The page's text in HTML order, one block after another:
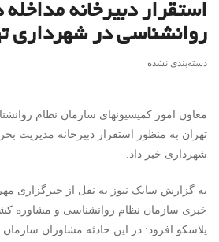
استقرار دبیرخانه
روانشناسی در شهرداری
دسته‌بندی نشده
معاون امور کمیسیونهای سازمان نظام
تهران به منظور استقرار دبیرخانه مدیریت
شهرداری خبر داد.
به گزارش سایک نیوز به نقل از خبرگزاری
خبری سازمان نظام روانشناسی و مشاوره
پلاسکو افزود: در این حادثه مشاوران